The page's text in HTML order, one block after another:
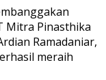
Mitra Pinasthika
Ramadaniar,
meraih